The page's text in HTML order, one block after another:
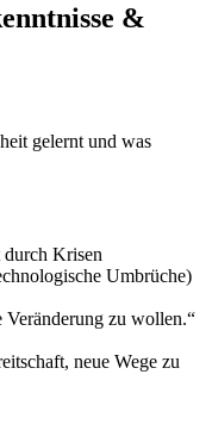
&
gelernt und was
durch Krisen
Umbrüche)
Veränderung zu wollen.“
neue Wege zu